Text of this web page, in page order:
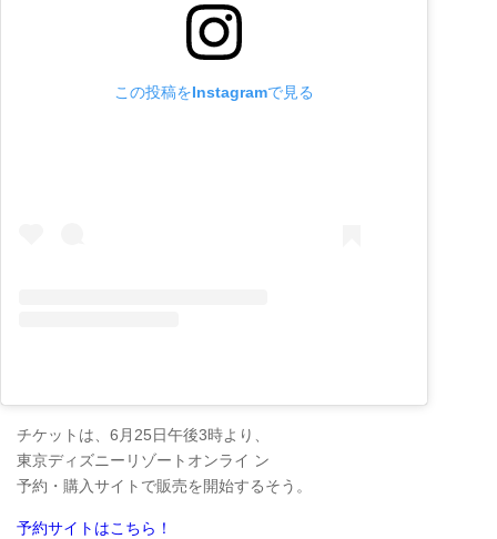
この投稿をInstagramで見る
チケットは、6月25日午後3時より、
東京ディズニーリゾートオンライ ン
予約・購入サイトで販売を開始するそう。
予約サイトはこちら！